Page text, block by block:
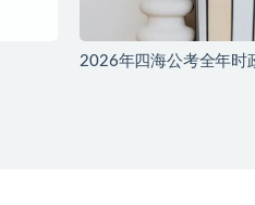
2026年四海公考全年时